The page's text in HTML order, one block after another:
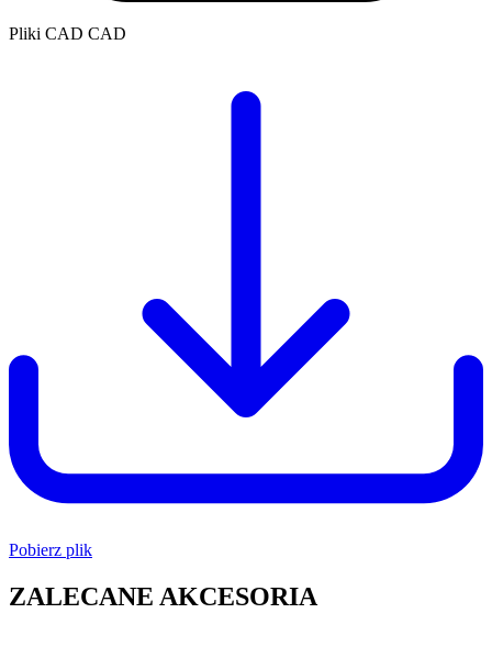
Pliki CAD CAD
Pobierz plik
ZALECANE AKCESORIA